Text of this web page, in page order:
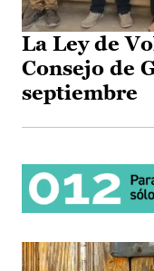
La Ley de
Consejo de
septiembre